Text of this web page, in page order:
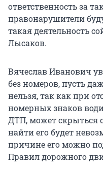
ответственность за
правонарушители
такая деятельность
Лысаков.
Вячеслав Иванович
без номеров, пусть
нельзя, так как при
номерных знаков
ДТП, может скрыться
найти его будет
причине его можно
Правил дорожного